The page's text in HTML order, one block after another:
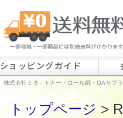
ショッピングガイド
株式会社ミタ - トナー・ロール紙・OAサプ
トップページ>